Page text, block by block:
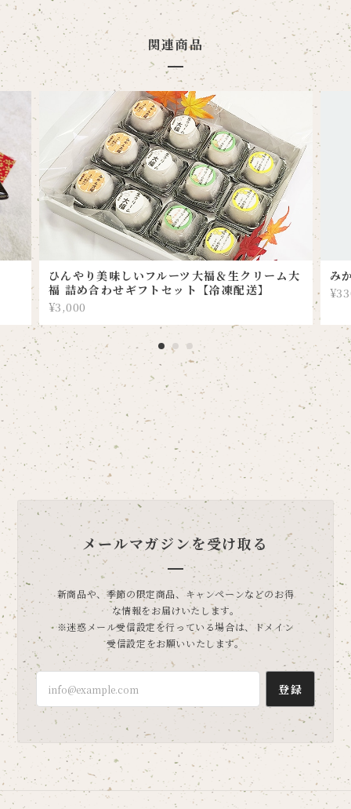
関連商品
ひんやり美味しいフルーツ大福＆生クリーム大
福 詰め合わせギフトセット【冷凍配送】
¥3,000
み
メールマガジンを受け取る
新商品や、季節の限定商品、キャンペーンなどのお得
な情報をお届けいたします。
※迷惑メール受信設定を行っている場合は、ドメイン
受信設定をお願いいたします。
登録